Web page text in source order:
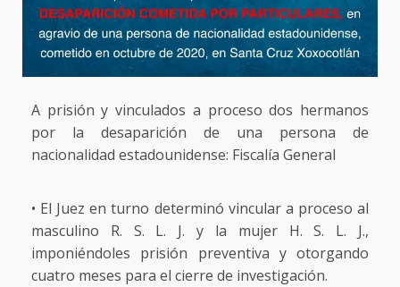
A prisión y vinculados a proceso dos hermanos
por la desaparición de una persona de
nacionalidad estadounidense: Fiscalía General
• El Juez en turno determinó vincular a proceso al
masculino R. S. L. J. y la mujer H. S. L. J.,
imponiéndoles prisión preventiva y otorgando
cuatro meses para el cierre de investigación.